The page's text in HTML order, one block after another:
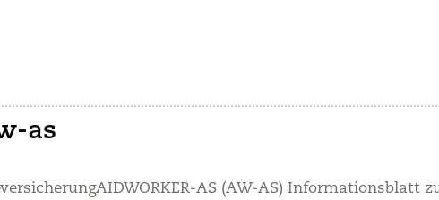
as
AS (AW-AS) Informationsblatt